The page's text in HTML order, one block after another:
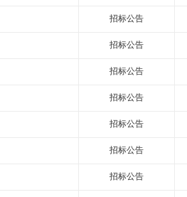
招标公告
招标公告
招标公告
招标公告
招标公告
招标公告
招标公告